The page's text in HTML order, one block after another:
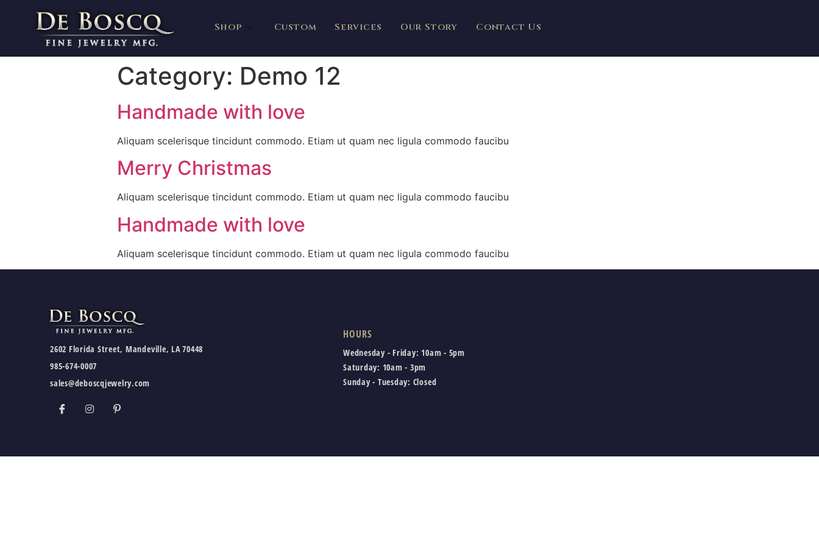
Shop Custom Services Our Story Contact Us
Category: Demo 12
Handmade with love
Aliquam scelerisque tincidunt commodo. Etiam ut quam nec ligula commodo faucibu
Merry Christmas
Aliquam scelerisque tincidunt commodo. Etiam ut quam nec ligula commodo faucibu
Handmade with love
Aliquam scelerisque tincidunt commodo. Etiam ut quam nec ligula commodo faucibu
2602 Florida Street, Mandeville, LA 70448
985-674-0007
sales@deboscqjewelry.com
HOURS
Wednesday - Friday: 10am - 5pm
Saturday: 10am - 3pm
Sunday - Tuesday: Closed